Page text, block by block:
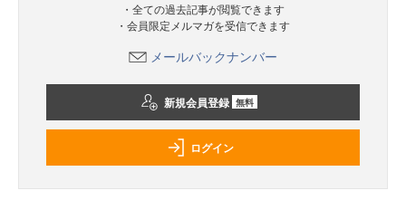
・全ての過去記事が閲覧できます
・会員限定メルマガを受信できます
メールバックナンバー
新規会員登録 無料
ログイン